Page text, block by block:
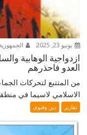
يونيو 23, 2025 الجمهورية
ازدواجية الوهابية
العدو فاحذرهم
من المتتبع لتحركات
الاسلامي لاسيما في
تقارير دين وفتوى